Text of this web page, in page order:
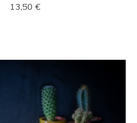
13,50 €